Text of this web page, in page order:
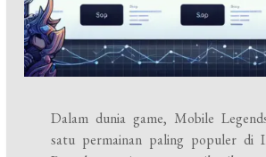
Dalam dunia game, Mobile
satu permainan paling populer di